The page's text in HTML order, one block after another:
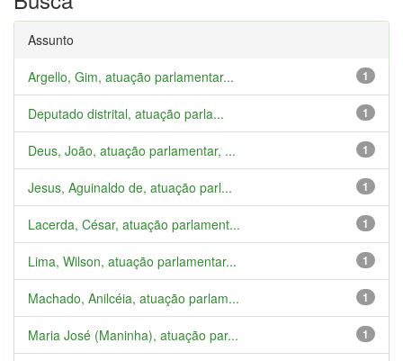
Assunto
1
Argello, Gim, atuação parlamentar...
1
Deputado distrital, atuação parla...
1
Deus, João, atuação parlamentar, ...
1
Jesus, Aguinaldo de, atuação parl...
1
Lacerda, César, atuação parlament...
1
Lima, Wilson, atuação parlamentar...
1
Machado, Anilcéia, atuação parlam...
1
Maria José (Maninha), atuação par...